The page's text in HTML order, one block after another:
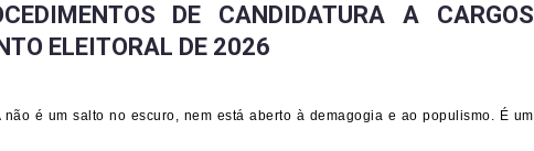
DE CANDIDATURA A CARGOS
ELEITORAL DE 2026
é um salto no escuro, nem está aberto à demagogia e ao populismo. É um